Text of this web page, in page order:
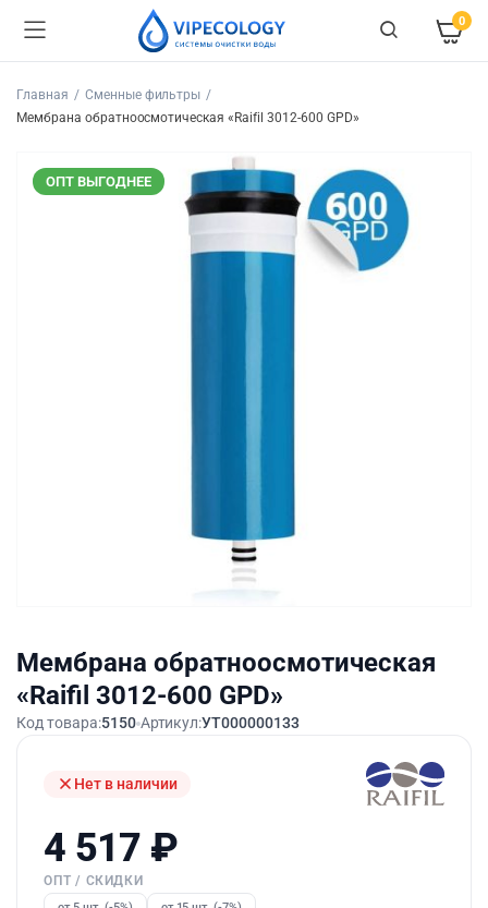
0
Главная
Сменные фильтры
Мембрана обратноосмотическая «Raifil 3012-600 GPD»
ОПТ ВЫГОДНЕЕ
Мембрана обратноосмотическая
«Raifil 3012-600 GPD»
Код товара:5150 Артикул:УТ000000133
Нет в наличии
4 517 ₽
ОПТ / СКИДКИ